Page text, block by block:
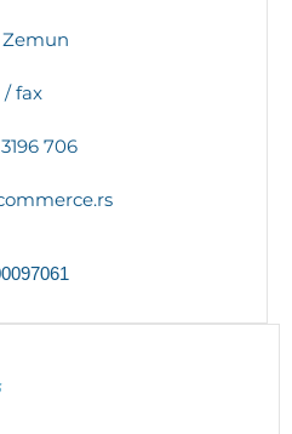
Zemun
/ fax
3196 706